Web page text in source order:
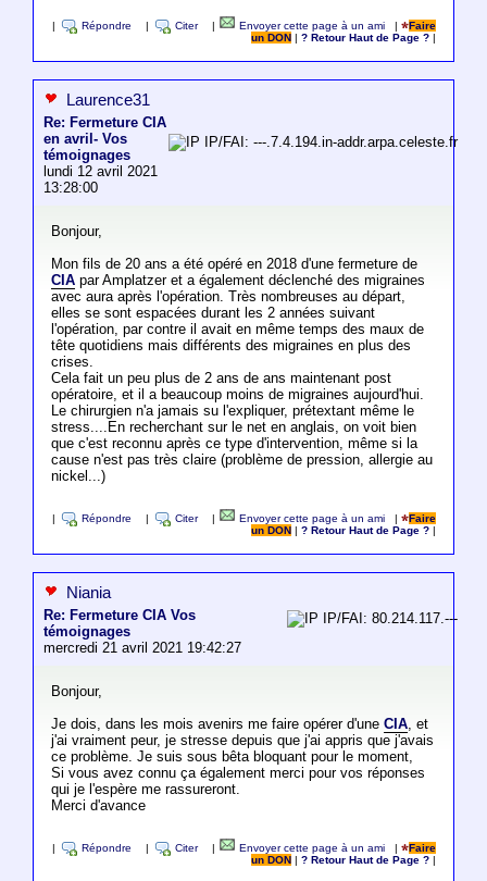
Répondre Citer Envoyer cette page à un ami |
Faire
un DON
|? Retour Haut de Page ?
Laurence31
Re: Fermeture CIA
en avril- Vos
témoignages
lundi 12 avril 2021
13:28:00
IP/FAI: ---.7.4.194.in-addr.arpa.celeste.fr
Bonjour,
Mon fils de 20 ans a été opéré en 2018 d'une fermeture de
CIApar Amplatzer et a également déclenché des migraines
avec aura après l'opération. Très nombreuses au départ,
elles se sont espacées durant les 2 années suivant
l'opération, par contre il avait en même temps des maux de
tête quotidiens mais différents des migraines en plus des
crises.
Cela fait un peu plus de 2 ans de ans maintenant post
opératoire, et il a beaucoup moins de migraines aujourd'hui.
Le chirurgien n'a jamais su l'expliquer, prétextant même le
stress....En recherchant sur le net en anglais, on voit bien
que c'est reconnu après ce type d'intervention, même si la
cause n'est pas très claire (problème de pression, allergie au
nickel...)
Répondre Citer Envoyer cette page à un ami |
Faire
un DON
|? Retour Haut de Page ?
Niania
Re: Fermeture CIA Vos
témoignages
mercredi 21 avril 2021 19:42:27
IP/FAI: 80.214.117.---
Bonjour,
Je dois, dans les mois avenirs me faire opérer d'une CIA, et
j'ai vraiment peur, je stresse depuis que j'ai appris que j'avais
ce problème. Je suis sous bêta bloquant pour le moment,
Si vous avez connu ça également merci pour vos réponses
qui je l'espère me rassureront.
Merci d'avance
Répondre Citer Envoyer cette page à un ami |
Faire
un DON
|? Retour Haut de Page ?